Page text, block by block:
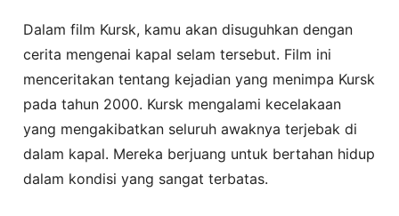
Dalam film Kursk, kamu akan disuguhkan dengan
cerita mengenai kapal selam tersebut. Film ini
menceritakan tentang kejadian yang menimpa Kursk
pada tahun 2000. Kursk mengalami kecelakaan
yang mengakibatkan seluruh awaknya terjebak di
dalam kapal. Mereka berjuang untuk bertahan hidup
dalam kondisi yang sangat terbatas.